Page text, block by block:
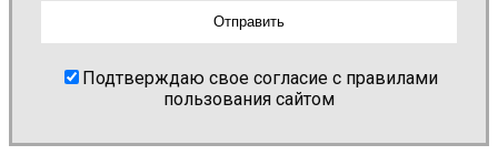
Подтверждаю свое согласие с правилами
пользования сайтом